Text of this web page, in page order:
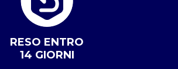
RESO ENTRO
14 GIORNI